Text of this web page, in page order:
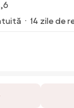
14 zile de